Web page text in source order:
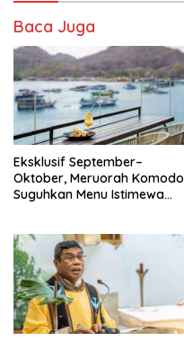
Baca Juga
Eksklusif September–
Oktober, Meruorah Komodo
Suguhkan Menu Istimewa